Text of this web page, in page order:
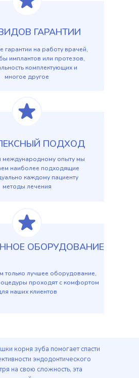
ОБОРУДОВАНИЕ
ПОДХОД
ГАРАНТИИ
гарантии на работу врачей,
имплантов или протезов,
комплектующих и
многое другое
только лучшее оборудование,
проходят с комфортом
наших клиентов
международному опыту мы
наиболее подходящие
каждому пациенту
методы лечения
корня зуба помогает спасти
эндодонтического
на свою сложность, эта